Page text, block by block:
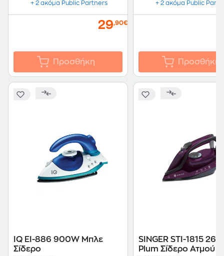
+ 2 ακόμα Public Partners
29,90€
Προσθήκη
+ 2 ακόμα Public
Προσθήκη
IQ EI-886 900W Μπλε
Σίδερο
SINGER STI-1815
Plum Σίδερο Ατμού